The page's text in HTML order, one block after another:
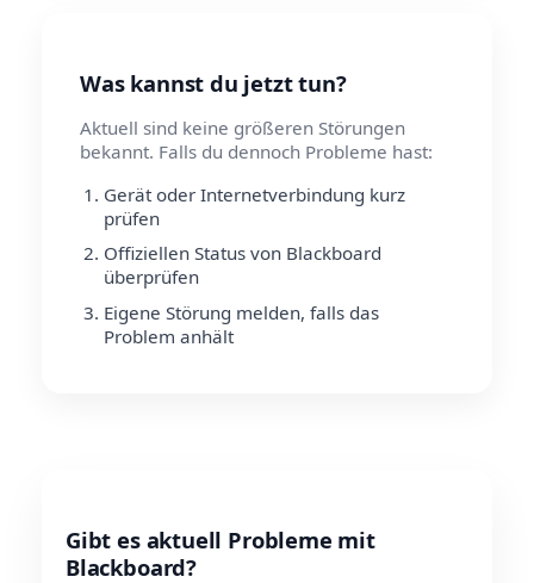
Was kannst du jetzt tun?
Aktuell sind keine größeren Störungen
bekannt. Falls du dennoch Probleme hast:
Gerät oder Internetverbindung kurz
prüfen
Offiziellen Status von Blackboard
überprüfen
Eigene Störung melden, falls das
Problem anhält
Gibt es aktuell Probleme mit
Blackboard?